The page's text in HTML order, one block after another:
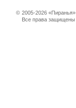
© 2005-2026 «Пиранья»
Все права защищены